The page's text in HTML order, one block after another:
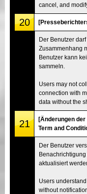
cancel, and
20
Der Benutzer
Zusammenhang
Benutzer kann
sammeln.
Users may not
connection with
data without the
21
[Änderungen der
Term and
Der Benutzer
aktualisiert
Users
without